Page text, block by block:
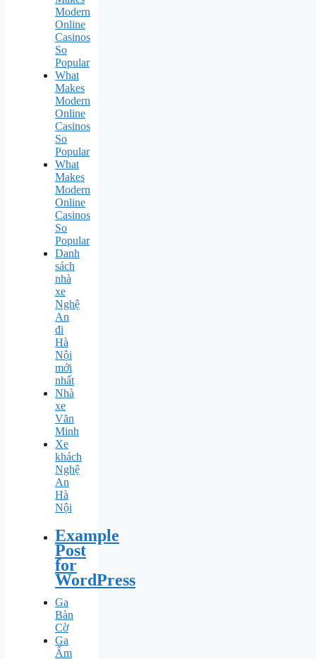
Modern
Online
Casinos
So
Popular
What
Makes
Modern
Online
Casinos
So
Popular
What
Makes
Modern
Online
Casinos
So
Popular
Danh
sách
nhà
xe
Nghệ
An
đi
Hà
Nội
mới
nhất
Nhà
xe
Văn
Minh
Xe
khách
Nghệ
An
Hà
Nội
Example
Post
for
WordPress
Ga
Bàn
Cờ
Ga
Ấm